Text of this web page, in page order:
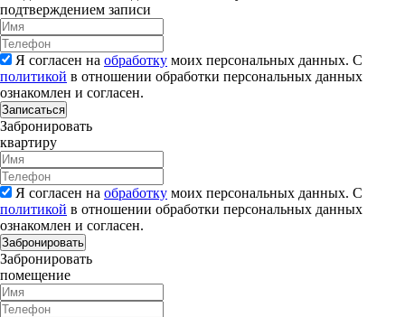
подтверждением записи
Я согласен на обработку моих персональных данных. С
политикой в отношении обработки персональных данных
ознакомлен и согласен.
Записаться
Забронировать
квартиру
Я согласен на обработку моих персональных данных. С
политикой в отношении обработки персональных данных
ознакомлен и согласен.
Забронировать
Забронировать
помещение